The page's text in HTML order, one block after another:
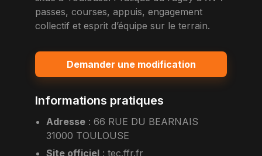
passes, courses, appuis, engagement
collectif et esprit d’équipe sur le terrain.
Demander une modification
Informations pratiques
Adresse :66 RUE DU BEARNAIS
31000 TOULOUSE
Site officiel :tec.ffr.fr